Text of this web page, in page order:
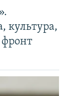
культура,